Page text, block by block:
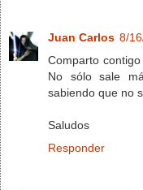
Juan Carlos 8/
Comparto
No sólo sale
sabiendo que no
Saludos
Responder